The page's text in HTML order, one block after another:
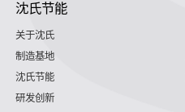
沈氏节能
关于沈氏
制造基地
沈氏节能
研发创新